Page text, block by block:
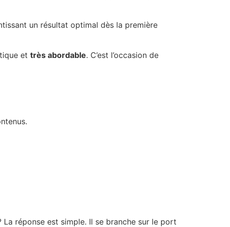
un résultat optimal dès la première
et très abordable. C’est l’occasion de
réponse est simple. Il se branche sur le port